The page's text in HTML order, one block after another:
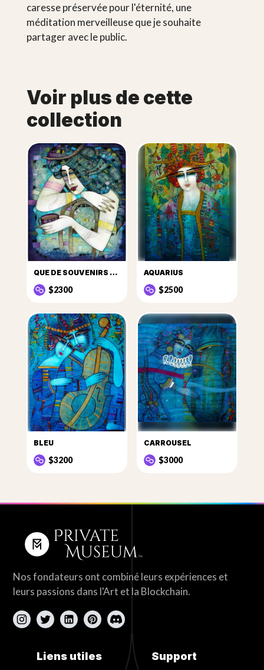
caresse préservée pour l'éternité, une
méditation merveilleuse que je souhaite
partager avec le public.
Voir plus de cette
collection
QUE DE SOUVENIRS DANS CETTE TASSE DE CAFÉ...
$2300
AQUARIUS
$2500
BLEU
$3200
CARROUSEL
$3000
Nos fondateurs ont combiné leurs expériences et
leurs passions dans l'Art et la Blockchain.
Liens utiles Support